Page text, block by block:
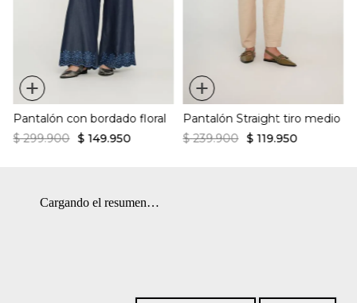
¿Cómo es el fit?:
Diseño textura
Silueta holgada
Corte largo
OTROS: Lavar por el revés. OTROS: Lavar con colores similares.
CUIDADO TEXTIL PROFESIONAL: No limpieza en seco. OTROS:
No retorcer ni exprimir. BLANQUEADO: No usar blanqueador.
OTROS: No remojar.
+
Pantalón con bordado floral
$ 299.900 $ 149.950
+
Pantalón Straight tiro medio
$ 239.900 $ 119.950
Cargando el resumen…